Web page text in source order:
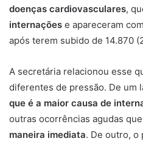
doenças cardiovasculares,
internações e apareceram
após terem subido de 14.870
A secretária relacionou esse
diferentes de pressão. De um
que é a maior causa de
outras ocorrências agudas que
maneira imediata. De outro, o